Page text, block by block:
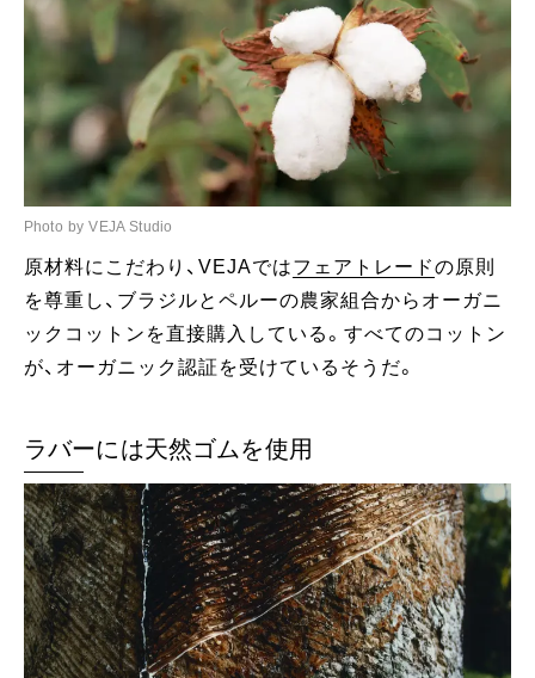
Photo by VEJA Studio
原材料にこだわり、VEJAではフェアトレードの原則
を尊重し、ブラジルとペルーの農家組合からオーガニ
ックコットンを直接購入している。すべてのコットン
が、オーガニック認証を受けているそうだ。
ラバーには天然ゴムを使用